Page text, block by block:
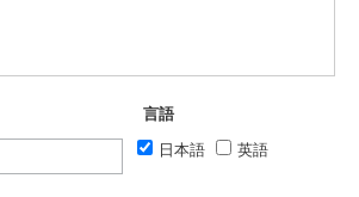
言語
日本語
英語